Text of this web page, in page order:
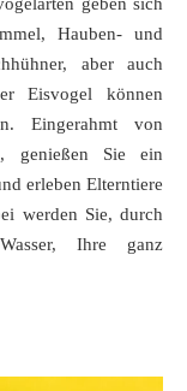
Hauben- und
aber auch
Eisvogel können
Eingerahmt von
genießen Sie ein
erleben Elterntiere
werden Sie, durch
Ihre ganz